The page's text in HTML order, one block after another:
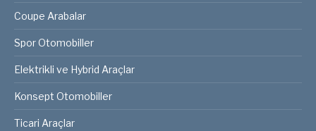
Coupe Arabalar
Spor Otomobiller
Elektrikli ve Hybrid Araçlar
Konsept Otomobiller
Ticari Araçlar